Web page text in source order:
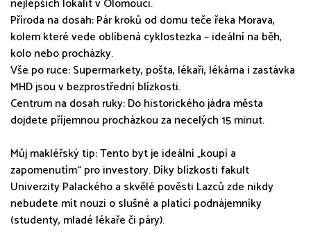
Příroda na dosah: Pár kroků od domu teče řeka Morava,
kolem které vede oblíbená cyklostezka – ideální na běh,
kolo nebo procházky.
Vše po ruce: Supermarkety, pošta, lékaři, lékárna i zastávka
MHD jsou v bezprostřední blízkosti.
Centrum na dosah ruky: Do historického jádra města
dojdete příjemnou procházkou za necelých 15 minut.
Můj makléřský tip: Tento byt je ideální „koupí a
zapomenutím“ pro investory. Díky blízkosti fakult
Univerzity Palackého a skvělé pověsti Lazců zde nikdy
nebudete mít nouzi o slušné a platící podnájemníky
(studenty, mladé lékaře či páry).